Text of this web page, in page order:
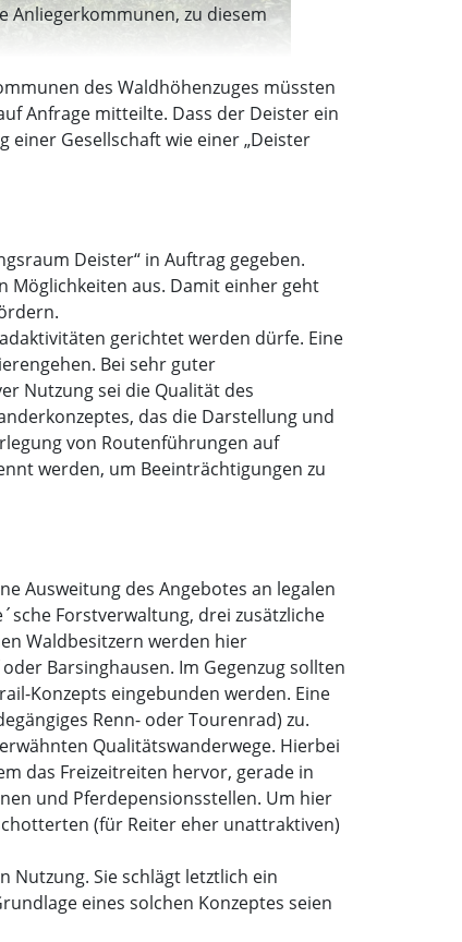
Anliegerkommunen, zu diesem
des Waldhöhenzuges müssten
Anfrage mitteilte. Dass der Deister ein
einer Gesellschaft wie einer „Deister
Deister“ in Auftrag gegeben.
Möglichkeiten aus. Damit einher geht
gerichtet werden dürfe. Eine
Bei sehr guter
Nutzung sei die Qualität des
das die Darstellung und
von Routenführungen auf
werden, um Beeinträchtigungen zu
Ausweitung des Angebotes an legalen
Forstverwaltung, drei zusätzliche
Waldbesitzern werden hier
Barsinghausen. Im Gegenzug sollten
Konzepts eingebunden werden. Eine
Renn- oder Tourenrad) zu.
Qualitätswanderwege. Hierbei
das Freizeitreiten hervor, gerade in
und Pferdepensionsstellen. Um hier
(für Reiter eher unattraktiven)
Nutzung. Sie schlägt letztlich ein
eines solchen Konzeptes seien